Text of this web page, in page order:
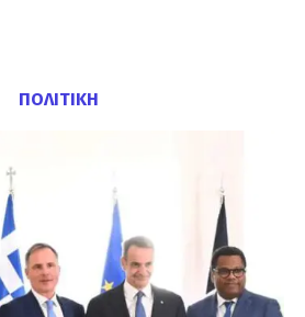
ΠΟΛΙΤΙΚΗ